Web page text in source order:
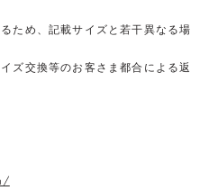
ため、記載サイズと若干異なる場
ズ交換等のお客さま都合による返